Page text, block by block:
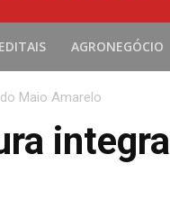
EDITAIS AGRONEGÓCIO
Maio Amarelo
integra